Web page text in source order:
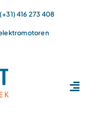
416 273 408